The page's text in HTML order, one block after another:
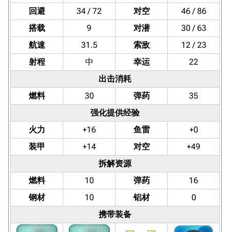
回避
34 / 72 对空
46 / 86
搭载
9 对潜
30 / 63
航速
31.5 索敌
12 / 23
射程
中 幸运
22
出击消耗
燃料
30 弹药
35
强化提供经验
火力
+16 鱼雷
+0
装甲
+14 对空
+49
拆解资源
燃料
10 弹药
16
钢材
10 铝材
0
携带装备